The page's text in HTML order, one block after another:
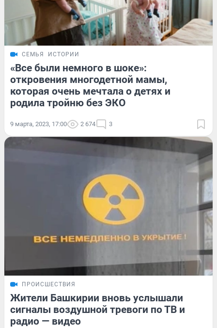
СЕМЬЯ ИСТОРИИ
«Все были немного в шоке»:
откровения многодетной мамы,
которая очень мечтала о детях и
родила тройню без ЭКО
9 марта, 2023, 17:00 2 674 3
ПРОИСШЕСТВИЯ
Жители Башкирии вновь услышали
сигналы воздушной тревоги по ТВ и
радио — видео